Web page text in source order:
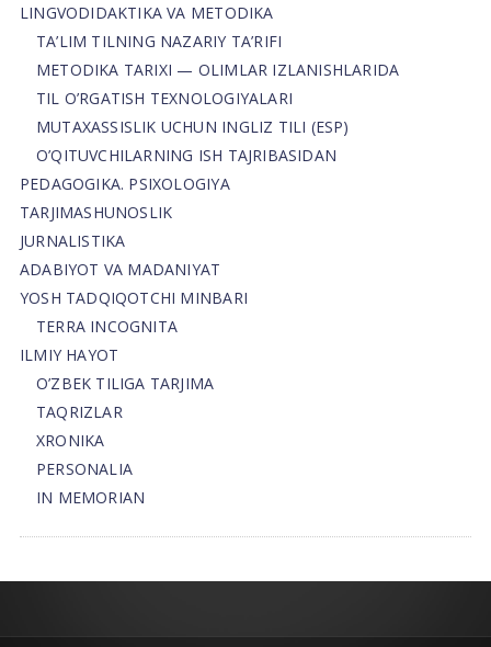
LINGVODIDAKTIKA VA METODIKA
TA’LIM TILNING NAZARIY TA’RIFI
METODIKA TARIXI — OLIMLAR IZLANISHLARIDA
TIL O’RGATISH TEXNOLOGIYALARI
MUTAXASSISLIK UCHUN INGLIZ TILI (ESP)
O’QITUVCHILARNING ISH TAJRIBASIDAN
PEDAGOGIKA. PSIXOLOGIYA
TARJIMASHUNOSLIK
JURNALISTIKA
ADABIYOT VA MADANIYAT
YOSH TADQIQOTCHI MINBARI
TERRA INCOGNITA
ILMIY HAYOT
O’ZBEK TILIGA TARJIMA
TAQRIZLAR
XRONIKA
PERSONALIA
IN MEMORIAN